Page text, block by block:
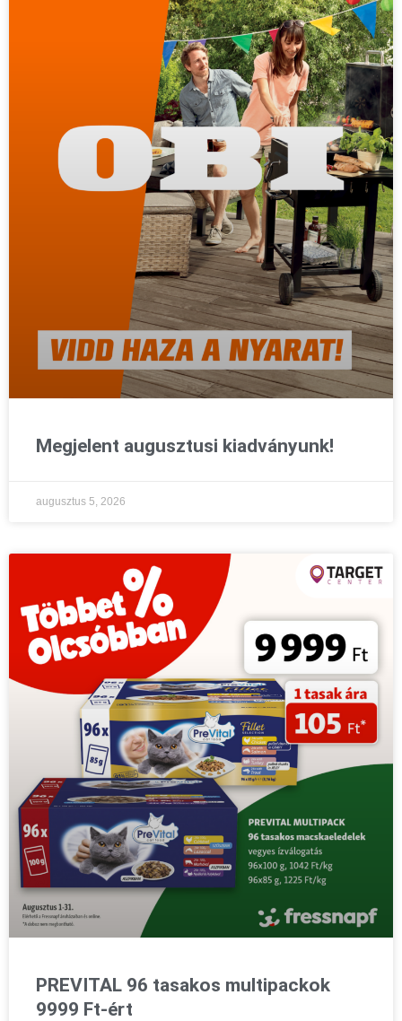
Megjelent augusztusi kiadványunk!
augusztus 5, 2026
PREVITAL 96 tasakos multipackok
9999 Ft-ért